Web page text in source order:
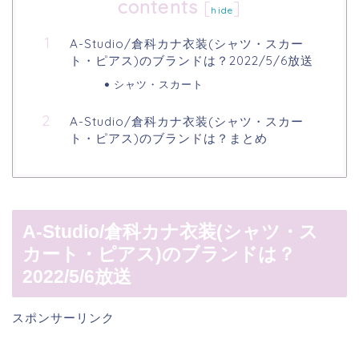
contents [ hide]
A-Studio/倉科カナ衣装(シャツ・スカー
ト・ピアス)のブランドは？2022/5/6放送
シャツ・スカート
A-Studio/倉科カナ衣装(シャツ・スカー
ト・ピアス)のブランドは？まとめ
A-Studio/倉科カナ衣装(シャツ・ス
カート・ピアス)のブランドは？
2022/5/6放送
スポンサーリンク